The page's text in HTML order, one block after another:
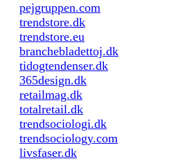
pejgruppen.com
trendstore.dk
trendstore.eu
branchebladettoj.dk
tidogtendenser.dk
365design.dk
retailmag.dk
totalretail.dk
trendsociologi.dk
trendsociology.com
livsfaser.dk